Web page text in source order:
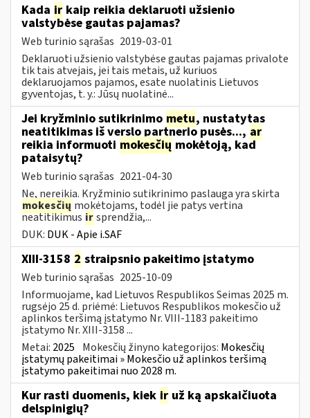
Kada ir kaip reikia deklaruoti užsienio
valstybėse gautas pajamas?
Web turinio sąrašas 2019-03-01
Deklaruoti užsienio valstybėse gautas pajamas privalote
tik tais atvejais, jei tais metais, už kuriuos
deklaruojamos pajamos, esate nuolatinis Lietuvos
gyventojas, t. y.: Jūsų nuolatinė...
Jei kryžminio sutikrinimo metu, nustatytas
neatitikimas iš verslo partnerio pusės..., ar
reikia informuoti mokesčių mokėtoją, kad
pataisytų?
Web turinio sąrašas 2021-04-30
Ne, nereikia. Kryžminio sutikrinimo paslauga yra skirta
mokesčių mokėtojams, todėl jie patys vertina
neatitikimus irsprendžia,...
DUK: DUK - Apie i.SAF
XIII-3158 2 straipsnio pakeitimo įstatymo
Web turinio sąrašas 2025-10-09
Informuojame, kad Lietuvos Respublikos Seimas 2025 m.
rugsėjo 25 d. priėmė: Lietuvos Respublikos mokesčio už
aplinkos teršimą įstatymo Nr. VIII-1183 pakeitimo
įstatymo Nr. XIII-3158 ...
Metai: 2025 Mokesčių žinyno kategorijos: Mokesčių
įstatymų pakeitimai » Mokesčio už aplinkos teršimą
įstatymo pakeitimai nuo 2028 m.
Kur rasti duomenis, kiek ir už ką apskaičiuota
delspinigių?